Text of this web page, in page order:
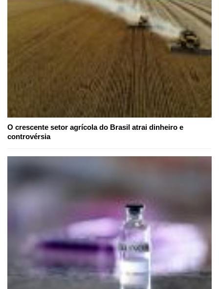
O crescente setor agrícola do Brasil atrai dinheiro e
controvérsia